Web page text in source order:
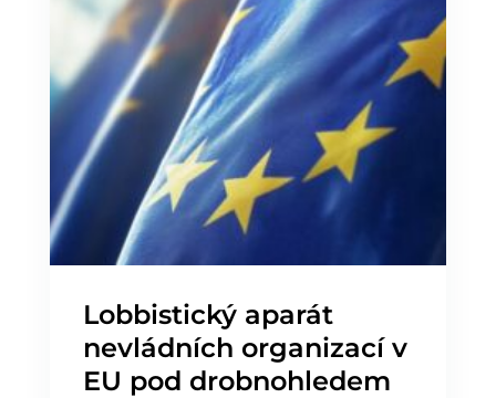
Lobbistický aparát
nevládních organizací v
EU pod drobnohledem